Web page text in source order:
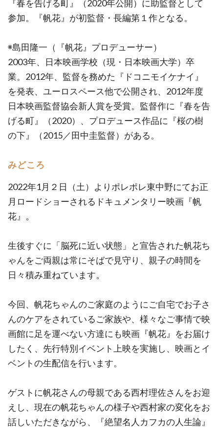
『春を告げる町』（2020年公開）に助監督として
参加。『帆花』が初監督・長編第１作となる。
◉島田隆一（『帆花』プロデューサー）
2003年、日本映画学校（現・日本映画大学）卒
業。2012年、監督を務めた『ドコニモイケナイ』
を発表、ユーロスペース他で公開され、2012年度
日本映画監督協会新人賞を受賞。監督作に『春を告
げる町』（2020）、プロデュース作品に『桜の樹
の下』（2015／田中圭監督）がある。
みどころ
2022年1月２日（土）よりポレポレ東中野にてお正
月ロードショーされるドキュメンタリー映画『帆
花』。
生後すぐに「脳死に近い状態」と宣告された帆花ち
ゃんをご両親は常にそばで見守り、親子の時間を
日々積み重ねています。
今回、帆花ちゃんのご家庭のようにご自宅でお子さ
んのケアをされているご家族や、様々なご事情で映
画館に足を運べない方達にも映画『帆花』をお届け
したく、先行特別イベント上映を実施し、映画とイ
ベントの生配信を行います。
ゲストに帆花さんの母親である西村理佐さんをお迎
えし、現在の帆花ちゃんの様子や西村家の変化をお
話しいただきながら、『絶望名人カフカの人生論』